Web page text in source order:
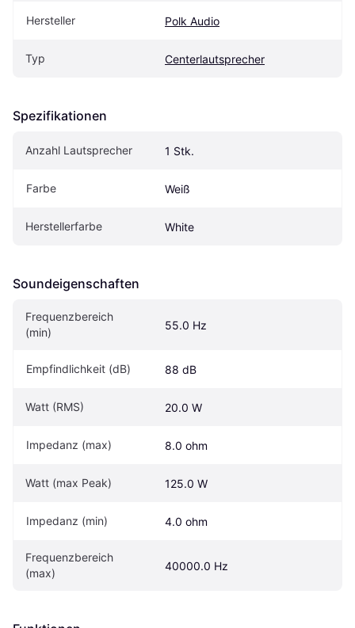
Hersteller Polk Audio
Typ Centerlautsprecher
Spezifikationen
Anzahl Lautsprecher 1 Stk.
Farbe Weiß
Herstellerfarbe White
Soundeigen­schaften
Frequenzbereich
(min)
55.0 Hz
Empfindlichkeit (dB) 88 dB
Watt (RMS) 20.0 W
Impedanz (max) 8.0 ohm
Watt (max Peak) 125.0 W
Impedanz (min) 4.0 ohm
Frequenzbereich
(max)
40000.0 Hz